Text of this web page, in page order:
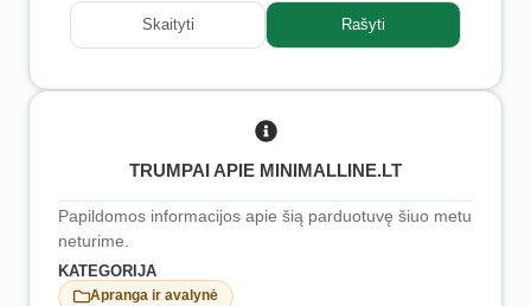
Skaityti Rašyti
TRUMPAI APIE MINIMALLINE.LT
Papildomos informacijos apie šią parduotuvę šiuo metu
neturime.
KATEGORIJA
Apranga ir avalynė